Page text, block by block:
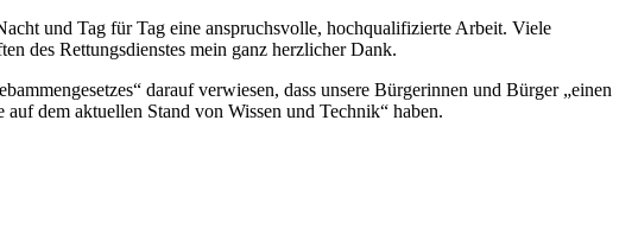
und Tag für Tag eine anspruchsvolle, hochqualifizierte Arbeit. Viele
des Rettungsdienstes mein ganz herzlicher Dank.
darauf verwiesen, dass unsere Bürgerinnen und Bürger „einen
dem aktuellen Stand von Wissen und Technik“ haben.